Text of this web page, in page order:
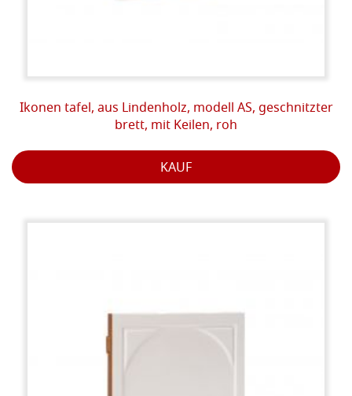
Ikonen tafel, aus Lindenholz, modell AS, geschnitzter
brett, mit Keilen, roh
KAUF